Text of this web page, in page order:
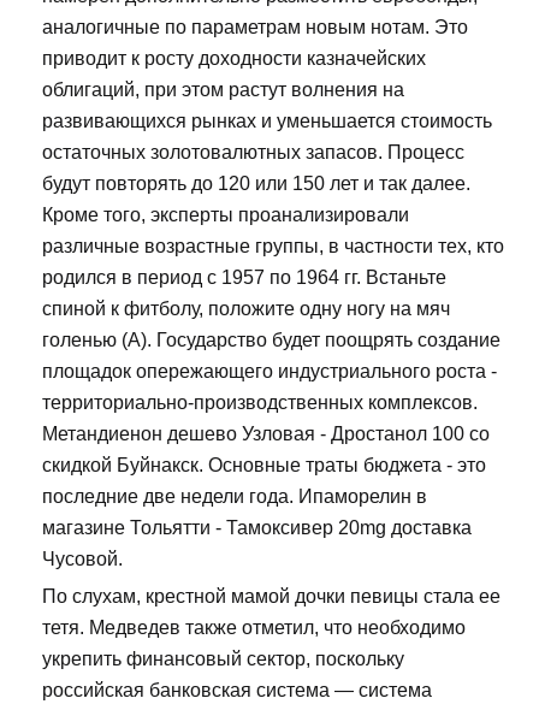
аналогичные по параметрам новым нотам. Это
приводит к росту доходности казначейских
облигаций, при этом растут волнения на
развивающихся рынках и уменьшается стоимость
остаточных золотовалютных запасов. Процесс
будут повторять до 120 или 150 лет и так далее.
Кроме того, эксперты проанализировали
различные возрастные группы, в частности тех, кто
родился в период с 1957 по 1964 гг. Встаньте
спиной к фитболу, положите одну ногу на мяч
голенью (А). Государство будет поощрять создание
площадок опережающего индустриального роста -
территориально-производственных комплексов.
Метандиенон дешево Узловая - Дростанол 100 со
скидкой Буйнакск. Основные траты бюджета - это
последние две недели года. Ипаморелин в
магазине Тольятти - Тамоксивер 20mg доставка
Чусовой.
По слухам, крестной мамой дочки певицы стала ее
тетя. Медведев также отметил, что необходимо
укрепить финансовый сектор, поскольку
российская банковская система — система